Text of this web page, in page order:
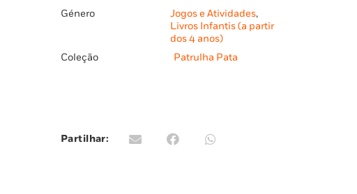
Género
Jogos e Atividades,
Livros Infantis (a partir
dos 4 anos)
Coleção
Patrulha Pata
Partilhar: